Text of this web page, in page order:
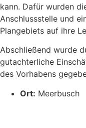
kann. Dafür wurden
Anschlussstelle und
Plangebiets auf ihre
Abschließend wurde
gutachterliche
des Vorhabens
Ort: Meerbusch